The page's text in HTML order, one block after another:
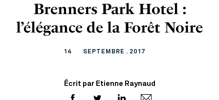
Brenners Park Hotel :
l’élégance de la Forêt Noire
14 SEPTEMBRE . 2017
Écrit par Etienne Raynaud